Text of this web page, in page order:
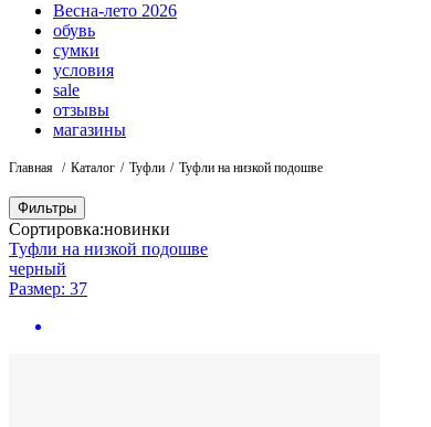
Весна-лето 2026
обувь
сумки
условия
sale
отзывы
магазины
Главная Каталог Туфли Туфли на низкой подошве
Фильтры
Сортировка:новинки
Туфли на низкой подошве
черный
Размер: 37